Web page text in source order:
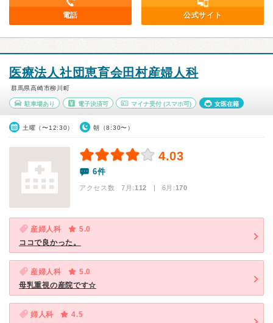
電話 公式サイト
医療法人社団恵育会田村産婦人科
群馬県高崎市柳川町
駐車場あり 電子決済可 マイナ受付 (スマホ可) 女医在籍
土曜（〜12:30） 朝（8:30〜）
4.03
6件
アクセス数 7月:112 | 6月:170
産婦人科
5.0
ココで良かった。
産婦人科
5.0
母乳重視の産院です☆
婦人科 4.5